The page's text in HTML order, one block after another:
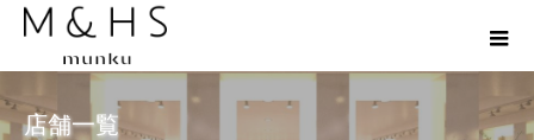
店舗一覧